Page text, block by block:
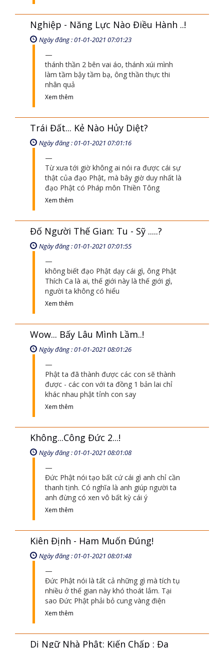
Nghiệp - Năng Lực Nào Điều Hành ..!
Ngày đăng : 01-01-2021 07:01:23
thánh thần 2 bên vai áo, thánh xúi mình
làm tầm bậy tầm bạ, ông thần thực thi
nhân quả
Xem thêm
Trái Đất... Kẻ Nào Hủy Diệt?
Ngày đăng : 01-01-2021 07:01:16
Từ xưa tới giờ không ai nói ra được cái sự
thật của đạo Phật, mà bây giờ duy nhất là
đạo Phật có Pháp môn Thiền Tông
Xem thêm
Đố Người Thế Gian: Tu - Sỹ .....?
Ngày đăng : 01-01-2021 07:01:55
không biết đạo Phật dạy cái gì, ông Phật
Thích Ca là ai, thế giới này là thế giới gì,
người ta không có hiểu
Xem thêm
Wow... Bấy Lâu Mình Lầm..!
Ngày đăng : 01-01-2021 08:01:26
Phật ta đã thành được các con sẽ thành
được - các con với ta đồng 1 bản lai chỉ
khác nhau phật tỉnh con say
Xem thêm
Không...Công Đức 2...!
Ngày đăng : 01-01-2021 08:01:08
Đức Phật nói tạo bất cứ cái gì anh chỉ cần
thanh tịnh. Có nghĩa là anh giúp người ta
anh đừng có xen vô bất kỳ cái ý
Xem thêm
Kiên Định - Ham Muốn Đúng!
Ngày đăng : 01-01-2021 08:01:48
Đức Phật nói là tất cả những gì mà tích tụ
nhiều ở thế gian này khó thoát lắm. Tại
sao Đức Phật phải bỏ cung vàng điện
Xem thêm
Dị Ngữ Nhà Phật: Kiến Chấp : Đa